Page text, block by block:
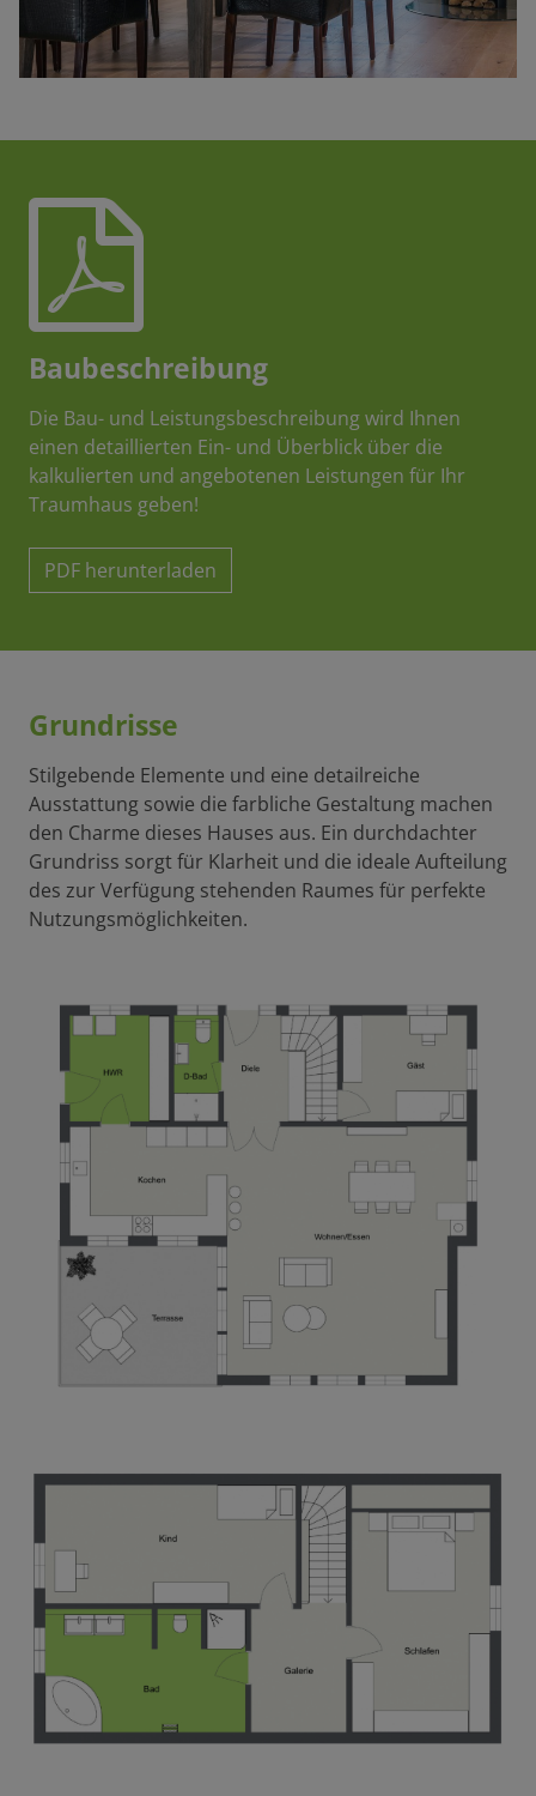
Baubeschreibung
Die Bau- und Leistungsbeschreibung wird Ihnen
einen detaillierten Ein- und Überblick über die
kalkulierten und angebotenen Leistungen für Ihr
Traumhaus geben!
PDF herunterladen
Grundrisse
Stilgebende Elemente und eine detailreiche
Ausstattung sowie die farbliche Gestaltung machen
den Charme dieses Hauses aus. Ein durchdachter
Grundriss sorgt für Klarheit und die ideale Aufteilung
des zur Verfügung stehenden Raumes für perfekte
Nutzungsmöglichkeiten.